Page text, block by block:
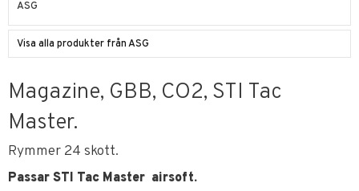
ASG
Visa alla produkter från ASG
Magazine, GBB, CO2, STI Tac
Master.
Rymmer 24 skott.
Passar STI Tac Master airsoft.